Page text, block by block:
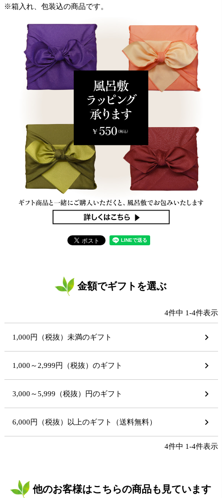
※箱入れ、包装込の商品です。
金額でギフトを選ぶ
4件中 1-4件表示
1,000円（税抜）未満のギフト
1,000～2,999円（税抜）のギフト
3,000～5,999（税抜）円のギフト
6,000円（税抜）以上のギフト（送料無料）
4件中 1-4件表示
他のお客様はこちらの商品も見ています